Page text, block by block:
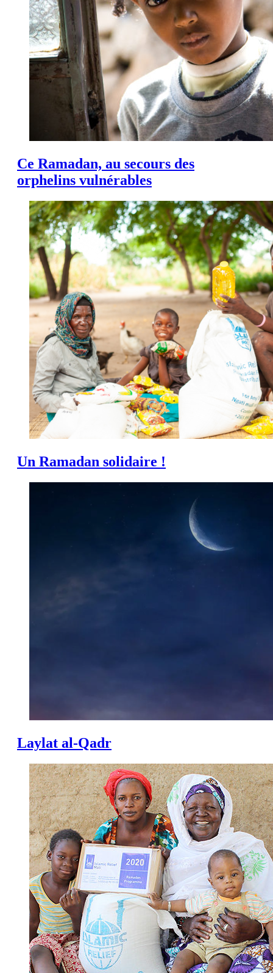
Ce Ramadan, au secours des
orphelins vulnérables
Un Ramadan solidaire !
Laylat al-Qadr